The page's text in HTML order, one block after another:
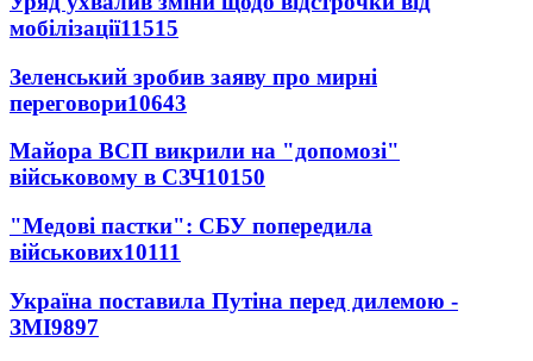
мобілізації11515
Зеленський зробив заяву про мирні
переговори10643
Майора ВСП викрили на "допомозі"
військовому в СЗЧ10150
"Медові пастки": СБУ попередила
військових10111
Україна поставила Путіна перед дилемою -
ЗМІ9897